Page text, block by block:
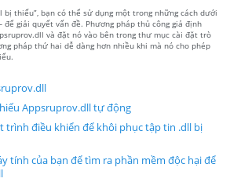
bị thiếu”, bạn có thể sử dụng một trong những cách dưới
để giải quyết vấn đề. Phương pháp thủ công giả định
và đặt nó vào bên trong thư mục cài đặt trò
pháp thứ hai dễ dàng hơn nhiều khi mà nó cho phép
Appsruprov.dll tự động
trình điều khiển để khôi phục tập tin .dll bị
tính của bạn để tìm ra phần mềm độc hại để